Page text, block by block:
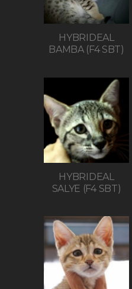
HYBRIDEAL
BAMBA (F4 SBT)
HYBRIDEAL
SALYE (F4 SBT)